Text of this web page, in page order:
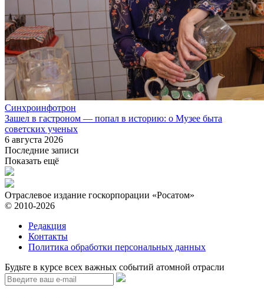
Синхроинфотрон
Зашел в гастроном — попал в историю: о Музее быта
советских ученых
6 августа 2026
Последние записи
Показать ещё
Отраслевое издание госкорпорации «Росатом»
© 2010-2026
Редакция
Контакты
Политика обработки персональных данных
Будьте в курсе всех важных событий атомной отрасли